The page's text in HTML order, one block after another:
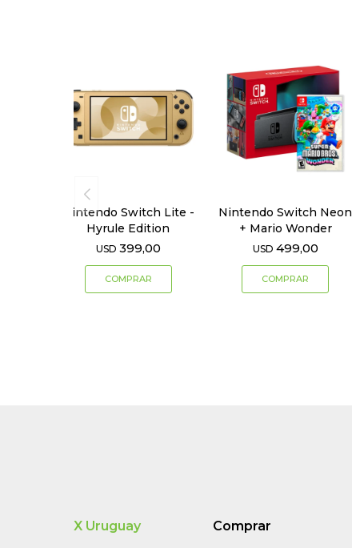
Nintendo Switch Lite -
Hyrule Edition
USD 399,00
Nintendo Switch Neon
+ Mario Wonder
USD 499,00
X Uruguay Comprar